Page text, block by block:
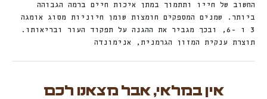
החשוב של חייו ותתמוך במתן איכות חיים ברמה הגבוהה
ביותר. שמנים המספקים חומצות שומן חיוניות מסוג אומגה
3 ו -6, ובכך מגביר את ההגנה על תפקוד העור ובריאותו.
תוצרת ענקית המזון הגרמנית, אנימונדה
אין במלאי, אבל מצאנו לכם